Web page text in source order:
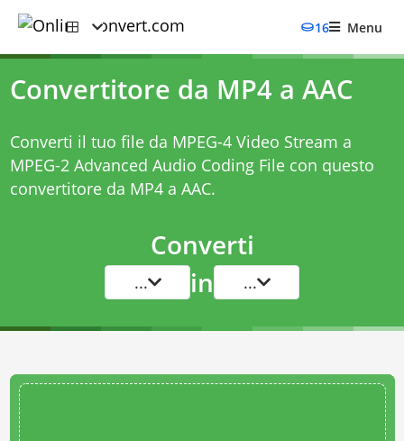
16 Menu
Convertitore da MP4 a AAC
Converti il tuo file da MPEG-4 Video Stream a
MPEG-2 Advanced Audio Coding File con questo
convertitore da MP4 a AAC.
Converti
... in ...